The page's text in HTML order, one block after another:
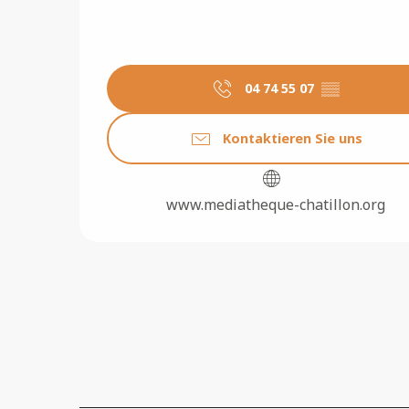
04 74 55 07 ▒▒
Kontaktieren Sie uns
www.mediatheque-chatillon.org